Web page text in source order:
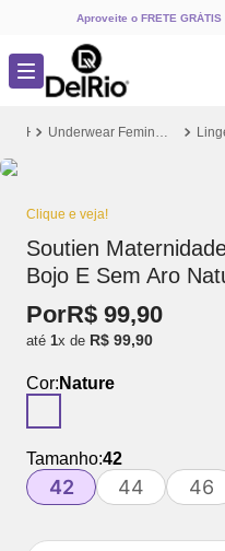
Aproveite o FRETE
Underwear Feminino
Clique e veja!
Soutien
Bojo E Sem Aro
PorR$ 99,90
até 1x de R$ 99,90
Cor: Nature
Tamanho:42
42 44 46